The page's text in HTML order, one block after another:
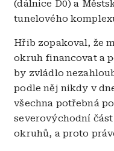
(dálnice D0) a
tunelového
Hřib zopakoval, že
okruh financovat a
by zvládlo
podle něj nikdy v
všechna potřebná
severovýchodní
okruhů, a proto